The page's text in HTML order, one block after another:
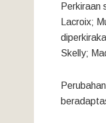
Perkiraan
Lacroix;
Skelly;